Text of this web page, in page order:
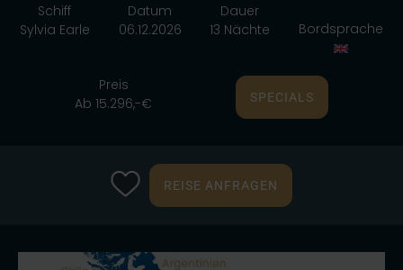
Schiff
Sylvia Earle
Datum
06.12.2026
Dauer
13 Nächte
Bordsprache
Preis
Ab 15.296,-€
SPECIALS
REISE ANFRAGEN